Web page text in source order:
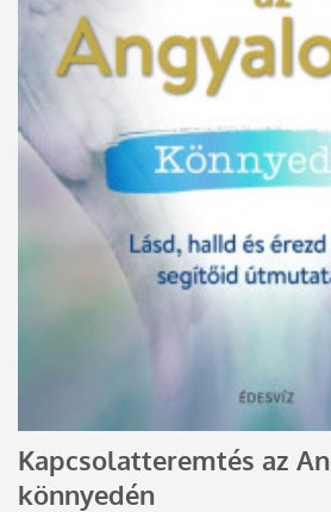
Kapcsolatteremtés az
könnyedén